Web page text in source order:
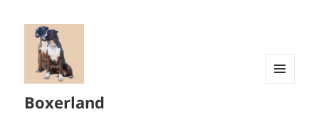
Boxerland